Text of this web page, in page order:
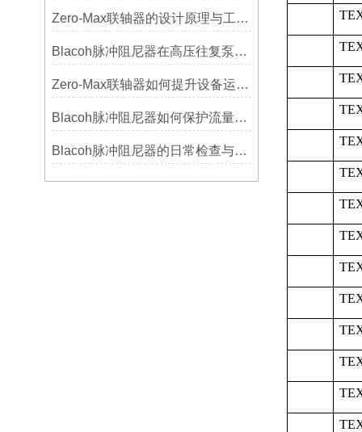
Zero-Max联轴器的设计原理与工艺流程解析
Blacoh脉冲阻尼器在高压往复泵系统中的应用
Zero-Max联轴器如何提升设备运行精度？
Blacoh脉冲阻尼器如何保护流量计、压力开关和管路附件？
Blacoh脉冲阻尼器的日常检查与预防性维护清单